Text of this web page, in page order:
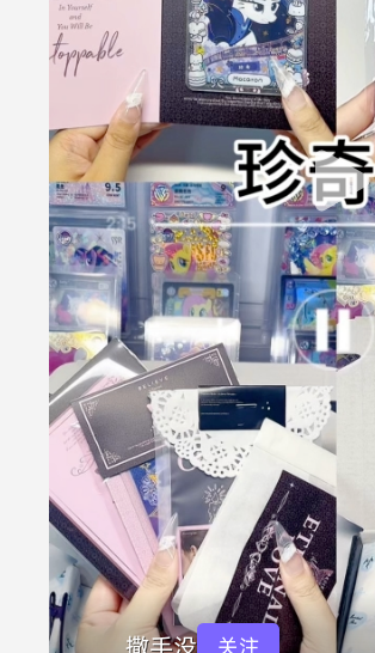
撒手没 关注